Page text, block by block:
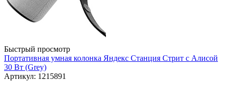
Быстрый просмотр
Портативная умная колонка Яндекс Станция Стрит с Алисой
30 Вт (Grey)
Артикул: 1215891